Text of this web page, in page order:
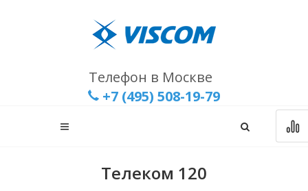
Телефон в Москве
+7 (495) 508-19-79
Телеком 120